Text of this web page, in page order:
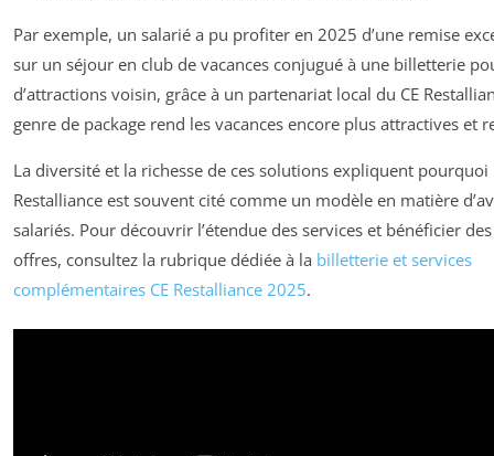
Par exemple, un salarié a pu profiter en 2025 d’une remise
sur un séjour en club de vacances conjugué à une billetterie
d’attractions voisin, grâce à un partenariat local du CE
genre de package rend les vacances encore plus attractives et
La diversité et la richesse de ces solutions expliquent pourquoi
Restalliance est souvent cité comme un modèle en matière
salariés. Pour découvrir l’étendue des services et bénéficier
offres, consultez la rubrique dédiée à la billetterie et services
complémentaires CE Restalliance 2025.